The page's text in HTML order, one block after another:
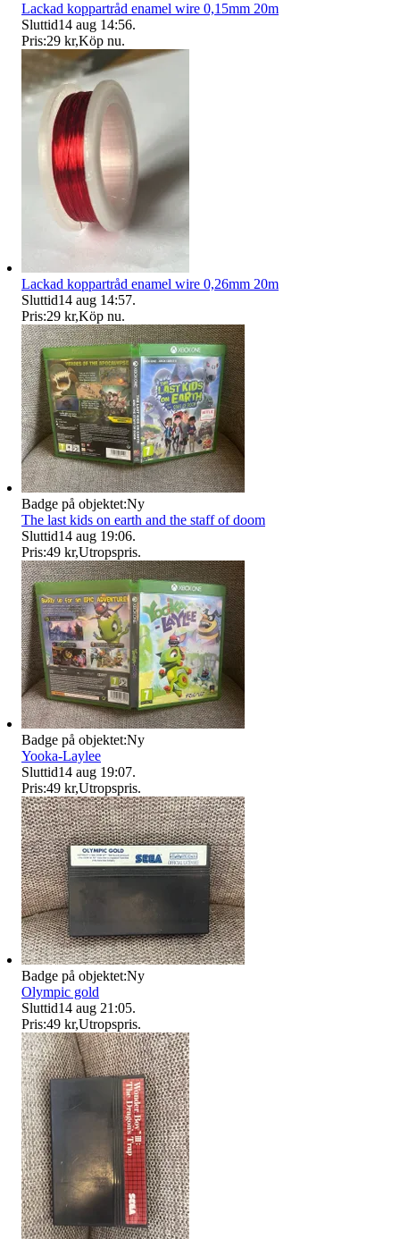
Lackad koppartråd enamel wire 0,15mm 20m
Sluttid14 aug 14:56.
Pris:29 kr,Köp nu.
Lackad koppartråd enamel wire 0,26mm 20m
Sluttid14 aug 14:57.
Pris:29 kr,Köp nu.
Badge på objektet:Ny
The last kids on earth and the staff of doom
Sluttid14 aug 19:06.
Pris:49 kr,Utropspris.
Badge på objektet:Ny
Yooka-Laylee
Sluttid14 aug 19:07.
Pris:49 kr,Utropspris.
Badge på objektet:Ny
Olympic gold
Sluttid14 aug 21:05.
Pris:49 kr,Utropspris.